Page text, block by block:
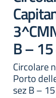
B –
Circolare
Porto
sez B –